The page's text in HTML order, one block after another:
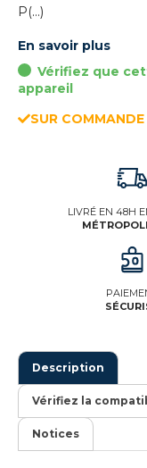
P(...)
En savoir plus
Vérifiez que
appareil
SUR COMMANDE
LIVRÉ EN 48H
Description
Vérifiez la
Notices